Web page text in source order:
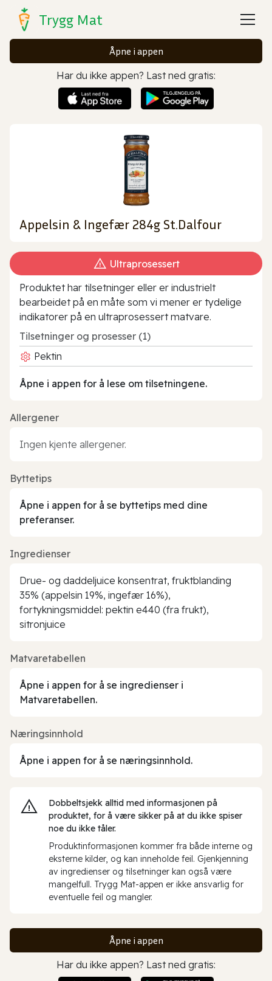
Trygg Mat
Åpne i appen
Har du ikke appen? Last ned gratis:
Appelsin & Ingefær 284g St.Dalfour
Ultraprosessert
Produktet har tilsetninger eller er industrielt
bearbeidet på en måte som vi mener er tydelige
indikatorer på en ultraprosessert matvare.
Tilsetninger og prosesser (1)
Pektin
Åpne i appen for å lese om tilsetningene.
Allergener
Ingen kjente allergener.
Byttetips
Åpne i appen for å se byttetips med dine
preferanser.
Ingredienser
Drue- og daddeljuice konsentrat, fruktblanding
35% (appelsin 19%, ingefær 16%),
fortykningsmiddel: pektin e440 (fra frukt),
sitronjuice
Matvaretabellen
Åpne i appen for å se ingredienser i
Matvaretabellen.
Næringsinnhold
Åpne i appen for å se næringsinnhold.
Dobbeltsjekk alltid med informasjonen på
produktet, for å være sikker på at du ikke spiser
noe du ikke tåler.
Produktinformasjonen kommer fra både interne og
eksterne kilder, og kan inneholde feil. Gjenkjenning
av ingredienser og tilsetninger kan også være
mangelfull. Trygg Mat-appen er ikke ansvarlig for
eventuelle feil og mangler.
Åpne i appen
Har du ikke appen? Last ned gratis: